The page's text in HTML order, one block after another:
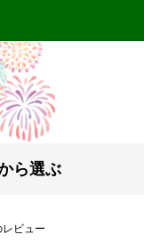
ら選ぶ
ビュー